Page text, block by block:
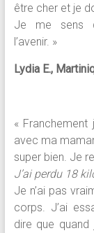
être cher et je
Je me sens
l’avenir. »
Lydia E.,
«
avec ma
super bien. Je
J’ai perdu 18
Je n’ai pas
corps. J’ai
dire que quand